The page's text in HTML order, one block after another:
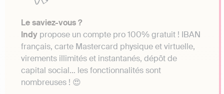
Le saviez-vous ?
Indy propose un compte pro 100% gratuit ! IBAN
français, carte Mastercard physique et virtuelle,
virements illimités et instantanés, dépôt de
capital social… les fonctionnalités sont
nombreuses ! 😍